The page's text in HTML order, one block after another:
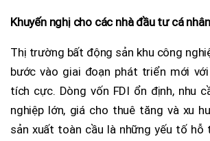
Khuyến nghị cho các nhà đầu tư cá nhân
Thị trường bất động sản khu công
bước vào giai đoạn phát triển mới
tích cực. Dòng vốn FDI ổn định, nhu
nghiệp lớn, giá cho thuê tăng và xu
sản xuất toàn cầu là những yếu tố hỗ